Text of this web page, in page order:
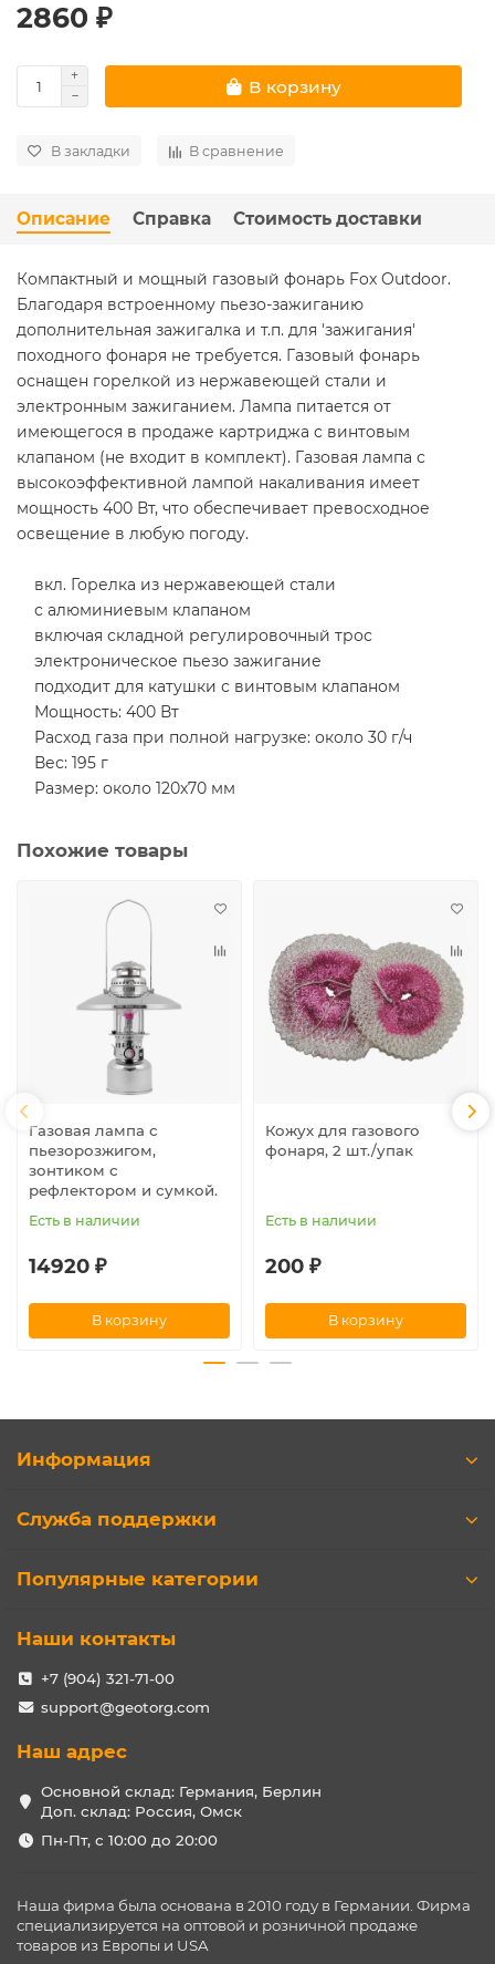
2860 ₽
В корзину
В закладки В сравнение
Описание Справка Стоимость доставки
Компактный и мощный газовый фонарь Fox Outdoor.
Благодаря встроенному пьезо-зажиганию
дополнительная зажигалка и т.п. для 'зажигания'
походного фонаря не требуется. Газовый фонарь
оснащен горелкой из нержавеющей стали и
электронным зажиганием. Лампа питается от
имеющегося в продаже картриджа с винтовым
клапаном (не входит в комплект). Газовая лампа с
высокоэффективной лампой накаливания имеет
мощность 400 Вт, что обеспечивает превосходное
освещение в любую погоду.
вкл. Горелка из нержавеющей стали
с алюминиевым клапаном
включая складной регулировочный трос
электроническое пьезо зажигание
подходит для катушки с винтовым клапаном
Мощность: 400 Вт
Расход газа при полной нагрузке: около 30 г/ч
Вес: 195 г
Размер: около 120x70 мм
Похожие товары
Газовая лампа с
пьезорозжигом,
зонтиком с
рефлектором и сумкой.
Есть в наличии
14920 ₽
В корзину
Кожух для газового
фонаря, 2 шт./упак
Есть в наличии
200 ₽
В корзину
Информация
Служба поддержки
Популярные категории
Наши контакты
+7 (904) 321-71-00
support@geotorg.com
Наш адрес
Основной склад: Германия, Берлин
Доп. склад: Россия, Омск
Пн-Пт, с 10:00 до 20:00
Наша фирма была основана в 2010 году в Германии. Фирма
специализируется на оптовой и розничной продаже
товаров из Европы и USA